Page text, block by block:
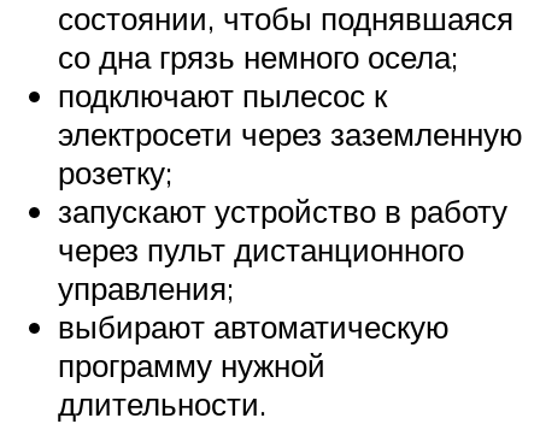
состоянии, чтобы поднявшаяся
со дна грязь немного осела;
подключают пылесос к
электросети через заземленную
розетку;
запускают устройство в работу
через пульт дистанционного
управления;
выбирают автоматическую
программу нужной
длительности.